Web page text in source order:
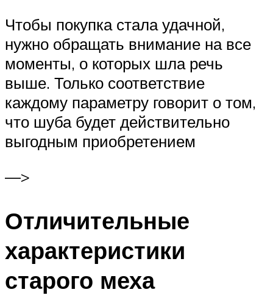
Чтобы покупка стала удачной,
нужно обращать внимание на все
моменты, о которых шла речь
выше. Только соответствие
каждому параметру говорит о том,
что шуба будет действительно
выгодным приобретением
—>
Отличительные
характеристики
старого меха